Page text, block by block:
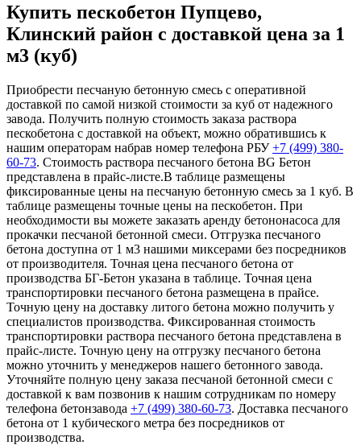
Купить пескобетон Пупцево,
Клинский район с доставкой цена за 1
м3 (куб)
Приобрести песчаную бетонную смесь с оперативной
доставкой по самой низкой стоимости за куб от надежного
завода. Получить полную стоимость заказа раствора
пескобетона с доставкой на объект, можно обратившись к
нашим операторам набрав номер телефона РБУ+7 (499) 380-
60-73. Стоимость раствора песчаного бетона BG Бетон
представлена в прайс-листе.В таблице размещены
фиксированные цены на песчаную бетонную смесь за 1 куб. В
таблице размещены точные цены на пескобетон. При
необходимости вы можете заказать аренду бетононасоса для
прокачки песчаной бетонной смеси. Отгрузка песчаного
бетона доступна от 1 м3 нашими миксерами без посредников
от производителя. Точная цена песчаного бетона от
производства БГ-Бетон указана в таблице. Точная цена
транспортировки песчаного бетона размещена в прайсе.
Точную цену на доставку литого бетона можно получить у
специалистов производства. Фиксированная стоимость
транспортировки раствора песчаного бетона представлена в
прайс-листе. Точную цену на отгрузку песчаного бетона
можно уточнить у менеджеров нашего бетонного завода.
Уточняйте полную цену заказа песчаной бетонной смеси с
доставкой к вам позвонив к нашим сотрудникам по номеру
телефона бетонзавода +7 (499) 380-60-73. Доставка песчаного
бетона от 1 кубического метра без посредников от
производства.